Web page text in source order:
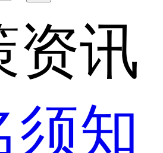
资讯
须知